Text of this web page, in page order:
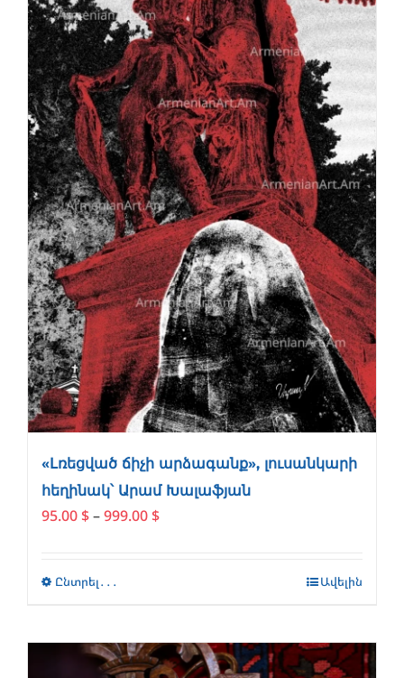
«Լռեցված ճիչի արձագանք», լուսանկարի
հեղինակ՝ Արամ Խալաֆյան
95.00 $–999.00 $Price
Ընտրել․․․
multiple
variants.
Ավելին